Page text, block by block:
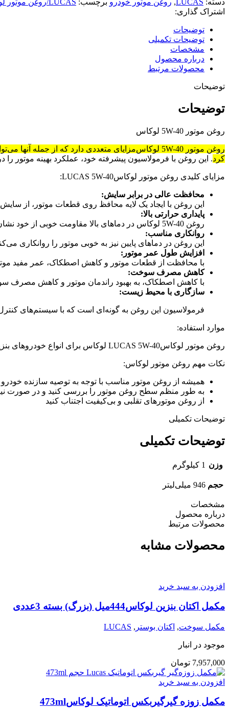
اشتراک گذاری:
توضیحات
توضیحات تکمیلی
مشخصات
درباره محصول
محصولات مرتبط
توضیحات
توضیحات
روغن موتور 5W-40 لوکاس
روغن موتور 5W-40 لوکاس
مزایای متعددی دارد که از جمله آنها
کرد. این روغن با فرمولاسیون پیشرفته خود، عملکرد بهینه
مزایای کلیدی روغن موتور لوکاسLUCAS 5W-40:
محافظت عالی در برابر سایش:
این روغن با ایجاد یک لایه محافظ روی قطعات موتور، از
پایداری حرارتی بالا:
روغن 5W-40 لوکاس در دماهای بالا مقاومت خوبی از خود نشان می‌دهد و از تجزیه حرارتی روغن جلوگیری می‌کند
روانکاری مناسب:
این روغن در دماهای پایین نیز به خوبی موتور را روانکاری
افزایش طول عمر موتور:
با محافظت از قطعات موتور و کاهش اصطکاک، عمر مفید
کاهش مصرف سوخت:
با کاهش اصطکاک، به بهبود راندمان موتور و کاهش
سازگاری با محیط زیست:
فرمولاسیون این روغن به گونه‌ای است که با سیستم‌های کنترل
موارد استفاده:
روغن موتور لوکاسLUCAS 5W-40 لوکاس برای انواع خودروهای بنزینی و دیزلی مناسب است و به ویژه برای خودروهایی که در شرایط آب و هوایی مختلف کار می‌کنند، توصیه می‌شود
نکات مهم روغن موتور لوکاس:
همیشه از روغن موتور مناسب با توجه به توصیه سازنده خودرو
به طور منظم سطح روغن موتور را بررسی کنید و در صورت
از روغن موتورهای تقلبی و بی‌کیفیت اجتناب کنید
توضیحات تکمیلی
توضیحات تکمیلی
وزن 1 کیلوگرم
حجم 946 میلی‌لیتر
مشخصات
درباره محصول
محصولات مرتبط
محصولات مشابه
افزودن به سبد خرید
مکمل اکتان بنزین لوکاس444میل (بزرگ) بسته 3عددی
مکمل سوخت, اکتان بوستر ,
LUCAS
موجود در انبار
7,957,000 تومان
افزودن به سبد خرید
مکمل زوزه گیرگیربکس اتوماتیک لوکاس473ml